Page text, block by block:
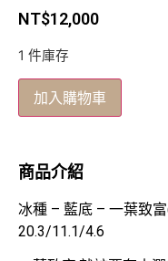
NT$12,000
1 件庫存
加入購物車
商品介紹
冰種 – 藍底 – 一葉致
20.3/11.1/4.6